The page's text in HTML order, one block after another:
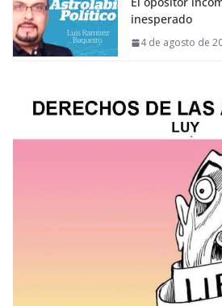
inesperado
4 de agosto de